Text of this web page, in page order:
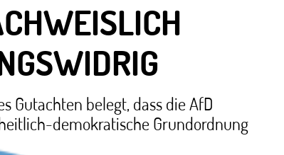
Gutachten belegt, dass die AfD
demokratische Grundordnung